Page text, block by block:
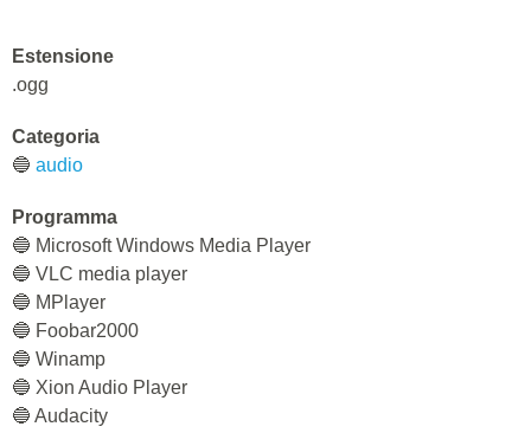
Estensione
.ogg
Categoria
🔵 audio
Programma
🔵 Microsoft Windows Media Player
🔵 VLC media player
🔵 MPlayer
🔵 Foobar2000
🔵 Winamp
🔵 Xion Audio Player
🔵 Audacity